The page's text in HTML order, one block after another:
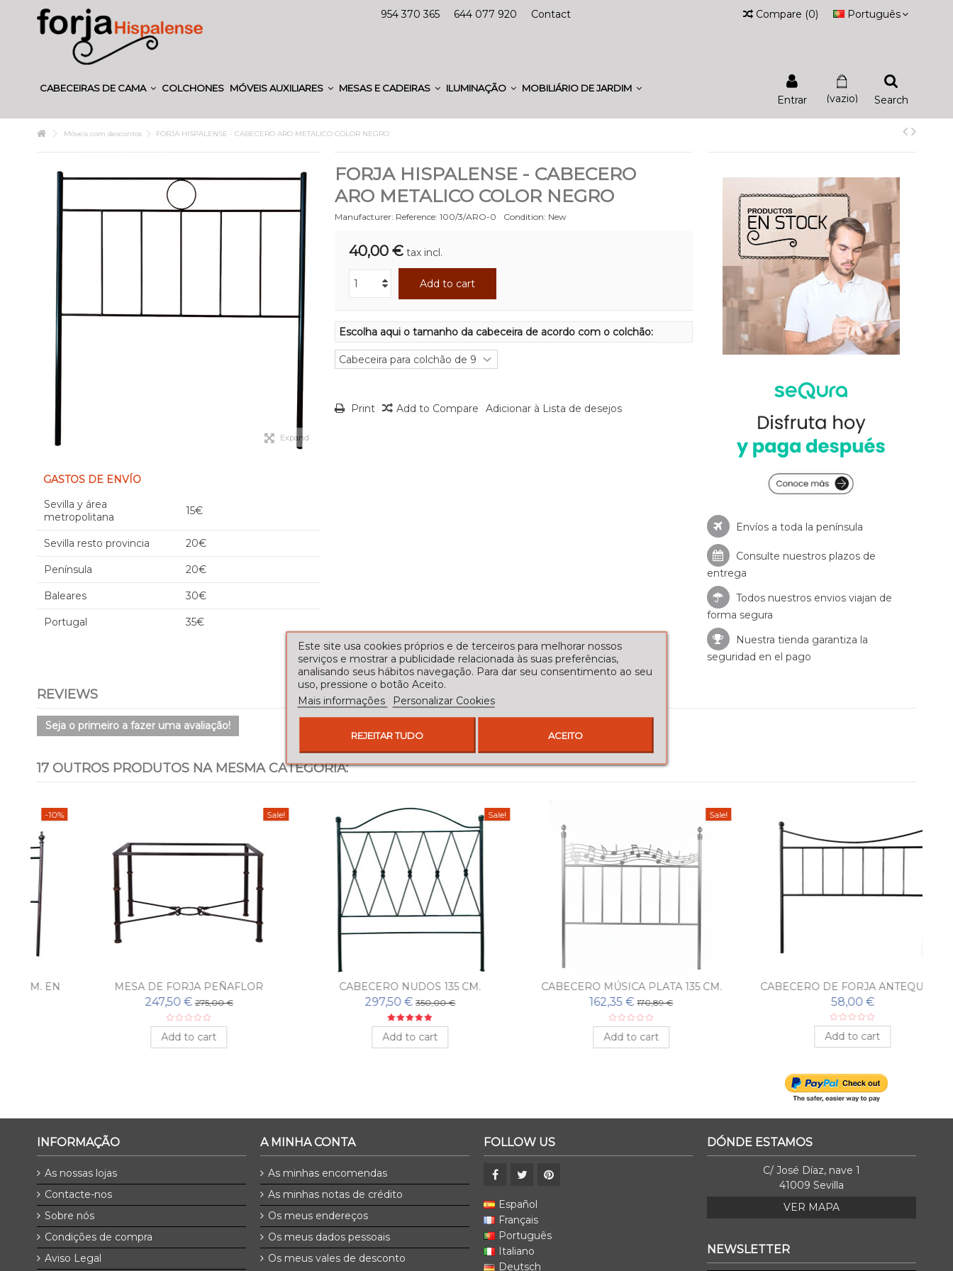
954 370 365 644 077 920 Contact Português
Compare (0)
CABECEIRAS DE CAMA COLCHONES MÓVEIS AUXILIARES MESAS E CADEIRAS ILUMINAÇÃO MOBILIÁRIO DE JARDIM
Search
(vazio)
Entrar
Móveis com descontos FORJA HISPALENSE - CABECERO ARO METALICO COLOR NEGRO
Expand
GASTOS DE ENVÍO
Sevilla y área
metropolitana
15€
Sevilla resto provincia 20€
Península 20€
Baleares 30€
Portugal 35€
FORJA HISPALENSE - CABECERO
ARO METALICO COLOR NEGRO
Manufacturer: Reference: 100/3/ARO-0 Condition: New
40,00 € tax incl.
Add to cart
Escolha aqui o tamanho da cabeceira de acordo com o colchão:
Print Add to Compare Adicionar à Lista de desejos
Envíos a toda la península
Consulte nuestros plazos de
entrega
Todos nuestros envios viajan de
forma segura
Nuestra tienda garantiza la
seguridad en el pago
REVIEWS
Seja o primeiro a fazer uma avaliação!
17 OUTROS PRODUTOS NA MESMA CATEGORIA:
MESA DE FORJA PEÑAFLOR
247,50 €275,00 €
Add to cart
Sale!
CABECERO NUDOS 135 CM.
297,50 €350,00 €
Add to cart
CABECERO MÚSICA PLATA 135 CM.
162,35 €170,89 €
Add to cart
CABECERO DE FORJA ANTEQUERA
Add to cart
INFORMAÇÃO
As nossas lojas
Contacte-nos
Sobre nós
Condições de compra
Aviso Legal
A MINHA CONTA
As minhas encomendas
As minhas notas de crédito
Os meus endereços
Os meus dados pessoais
Os meus vales de desconto
FOLLOW US
Español
Français
Português
Italiano
Deutsch
DÓNDE ESTAMOS
C/ José Díaz, nave 1
41009 Sevilla
VER MAPA
NEWSLETTER
Este site usa cookies próprios e de terceiros para melhorar nossos
serviços e mostrar a publicidade relacionada às suas preferências,
analisando seus hábitos navegação. Para dar seu consentimento ao seu
uso, pressione o botão Aceito.
Mais informações
Personalizar Cookies
REJEITAR TUDO ACEITO